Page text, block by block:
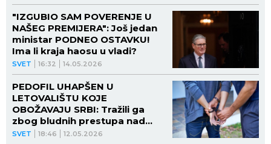
SVET 16:32 14.05.2026
"IZGUBIO SAM POVERENJE U
NAŠEG PREMIJERA": Još jedan
ministar PODNEO OSTAVKU!
Ima li kraja haosu u vladi?
SVET 18:46 12.05.2026
PEDOFIL UHAPŠEN U
LETOVALIŠTU KOJE
OBOŽAVAJU SRBI: Tražili ga
zbog bludnih prestupa nad
MALOLETNICIMA